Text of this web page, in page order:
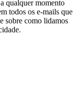
qualquer momento
todos os e-mails que
sobre como lidamos